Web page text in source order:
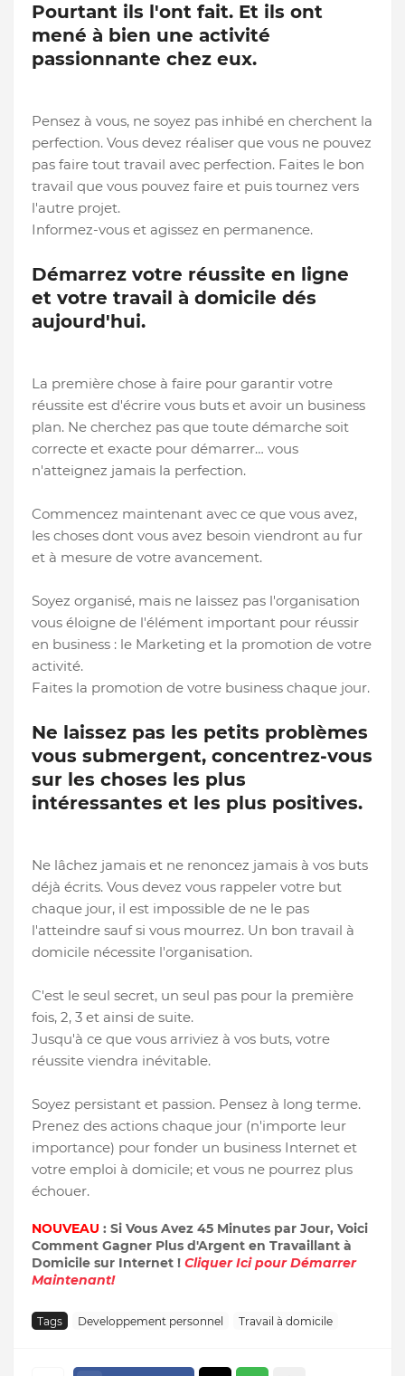
Pourtant ils l'ont fait. Et ils ont
mené à bien une activité
passionnante chez eux.
Pensez à vous, ne soyez pas inhibé en cherchent la
perfection. Vous devez réaliser que vous ne pouvez
pas faire tout travail avec perfection. Faites le bon
travail que vous pouvez faire et puis tournez vers
l'autre projet.
Informez-vous et agissez en permanence.
Démarrez votre réussite en ligne
et votre travail à domicile dés
aujourd'hui.
La première chose à faire pour garantir votre
réussite est d'écrire vous buts et avoir un business
plan. Ne cherchez pas que toute démarche soit
correcte et exacte pour démarrer… vous
n'atteignez jamais la perfection.
Commencez maintenant avec ce que vous avez,
les choses dont vous avez besoin viendront au fur
et à mesure de votre avancement.
Soyez organisé, mais ne laissez pas l'organisation
vous éloigne de l'élément important pour réussir
en business : le Marketing et la promotion de votre
activité.
Faites la promotion de votre business chaque jour.
Ne laissez pas les petits problèmes
vous submergent, concentrez-vous
sur les choses les plus
intéressantes et les plus positives.
Ne lâchez jamais et ne renoncez jamais à vos buts
déjà écrits. Vous devez vous rappeler votre but
chaque jour, il est impossible de ne le pas
l'atteindre sauf si vous mourrez. Un bon travail à
domicile nécessite l'organisation.
C'est le seul secret, un seul pas pour la première
fois, 2, 3 et ainsi de suite.
Jusqu'à ce que vous arriviez à vos buts, votre
réussite viendra inévitable.
Soyez persistant et passion. Pensez à long terme.
Prenez des actions chaque jour (n'importe leur
importance) pour fonder un business Internet et
votre emploi à domicile; et vous ne pourrez plus
échouer.
NOUVEAU : Si Vous Avez 45 Minutes par Jour, Voici
Comment Gagner Plus d'Argent en Travaillant à
Domicile sur Internet ! Cliquer Ici pour Démarrer
Maintenant!
Tags Developpement personnel Travail à domicile